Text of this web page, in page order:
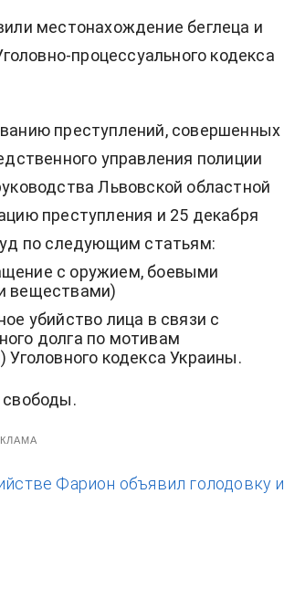
местонахождение беглеца и
процессуального кодекса
преступлений, совершенных
управления полиции
Львовской областной
преступления и 25 декабря
по следующим статьям:
с оружием, боевыми
веществами)
убийство лица в связи с
долга по мотивам
кодекса Украины.
свободы.
Фарион объявил голодовку и